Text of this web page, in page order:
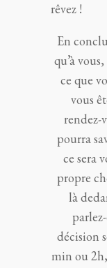
rêvez !
En
qu’à
ce que
vous
rendez-
pourra
ce sera
propre
là
décision
min ou